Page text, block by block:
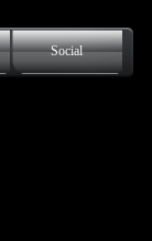
Social